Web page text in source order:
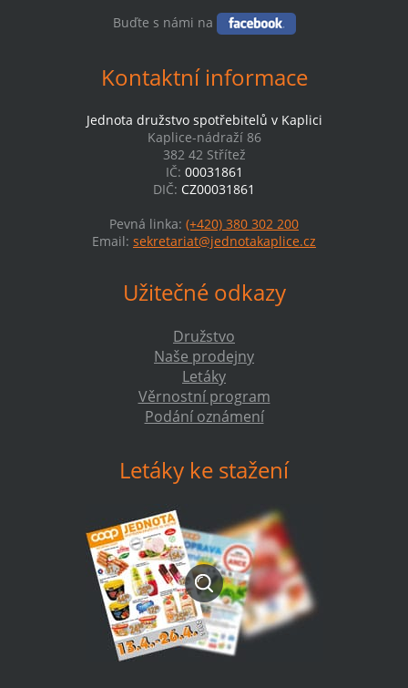
Buďte s námi na
Kontaktní informace
Jednota družstvo spotřebitelů v Kaplici
Kaplice-nádraží 86
382 42 Střítež
IČ: 00031861
DIČ: CZ00031861
Pevná linka: (+420) 380 302 200
Email: sekretariat@jednotakaplice.cz
Užitečné odkazy
Družstvo
Naše prodejny
Letáky
Věrnostní program
Podání oznámení
Letáky ke stažení